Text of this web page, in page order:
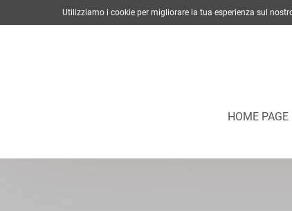
HOME PAGE
Utilizziamo i cookie per migliorare la tua esperienza sul